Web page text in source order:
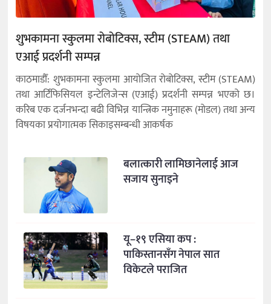
शुभकामना स्कुलमा रोबोटिक्स, स्टीम (STEAM) तथा
एआई प्रदर्शनी सम्पन्न
काठमाडौँ: शुभकामना स्कुलमा आयोजित रोबोटिक्स, स्टीम (STEAM)
तथा आर्टिफिसियल इन्टेलिजेन्स (एआई) प्रदर्शनी सम्पन्न भएको छ।
करिब एक दर्जनभन्दा बढी विभिन्न यान्त्रिक नमुनाहरू (मोडल) तथा अन्य
विषयका प्रयोगात्मक सिकाइसम्बन्धी आकर्षक
बलात्कारी लामिछानेलाई आज
सजाय सुनाइने
यू–१९ एसिया कप :
पाकिस्तानसँग नेपाल सात
विकेटले पराजित